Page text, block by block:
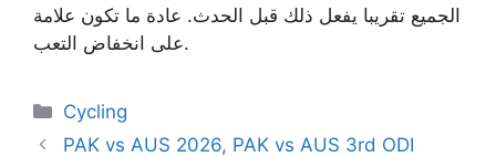
الجميع تقريبا يفعل ذلك قبل الحدث. عادة ما تكون علامة
على انخفاض التعب.
Categories
Cycling
PAK vs AUS 2026, PAK vs AUS 3rd ODI